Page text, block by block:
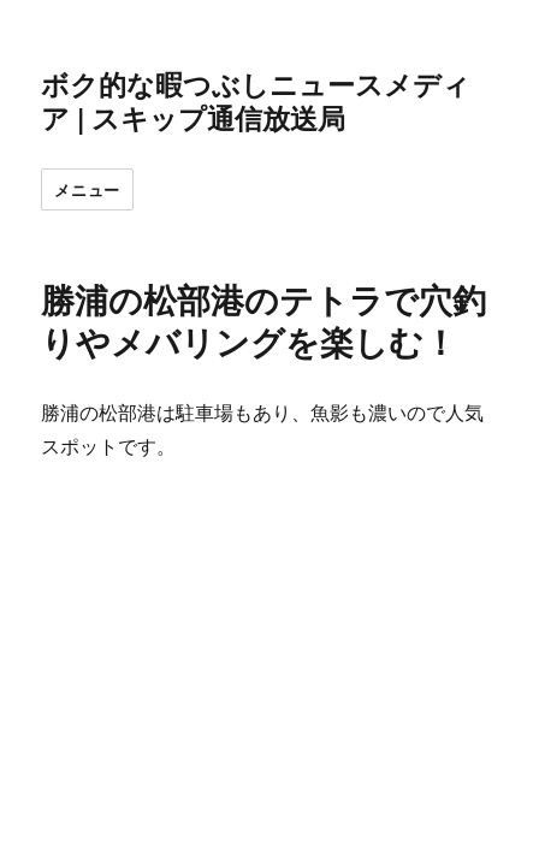
ボク的な暇つぶしニュースメディ
ア | スキップ通信放送局
メニュー
勝浦の松部港のテトラで穴釣
りやメバリングを楽しむ！
勝浦の松部港は駐車場もあり、魚影も濃いので人気
スポットです。